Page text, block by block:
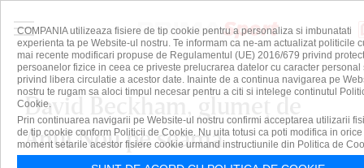
David Beckham, glumeţ de
Anul Nou pe seama
COMPANIA utilizeaza fisiere de tip cookie pentru a personaliza si imbunatati
experienta ta pe Website-ul nostru. Te informam ca ne-am actualizat politicile
mai recente modificari propuse de Regulamentul (UE) 2016/679 privind
persoanelor fizice in ceea ce priveste prelucrarea datelor cu caracter personal
privind libera circulatie a acestor date. Inainte de a continua navigarea pe
nostru te rugam sa aloci timpul necesar pentru a citi si intelege continutul
Cookie.
Prin continuarea navigarii pe Website-ul nostru confirmi acceptarea utilizarii
de tip cookie conform Politicii de Cookie. Nu uita totusi ca poti modifica in orice
moment setarile acestor fisiere cookie urmand instructiunile din Politica de